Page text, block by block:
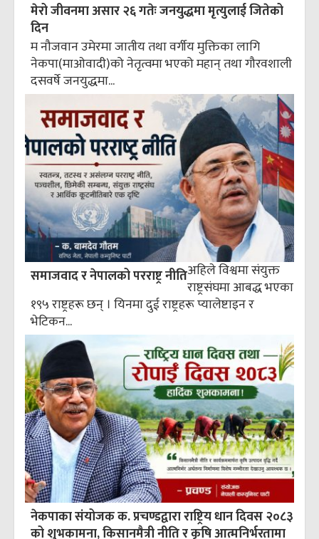
मेरो जीवनमा असार २६ गतेः जनयुद्धमा मृत्युलाई जितेको
दिन
म नौजवान उमेरमा जातीय तथा वर्गीय मुक्तिका लागि
नेकपा(माओवादी)को नेतृत्वमा भएको महान् तथा गौरवशाली
दसवर्षे जनयुद्धमा...
समाजवाद र नेपालको परराष्ट्र नीतिअहिले विश्वमा संयुक्त
राष्ट्रसंघमा आबद्ध भएका
१९५ राष्ट्रहरू छन् । यिनमा दुई राष्ट्रहरू प्यालेष्टाइन र
भेटिकन...
नेकपाका संयोजक क. प्रचण्डद्वारा राष्ट्रिय धान दिवस २०८३
को शुभकामना, किसानमैत्री नीति र कृषि आत्मनिर्भरतामा